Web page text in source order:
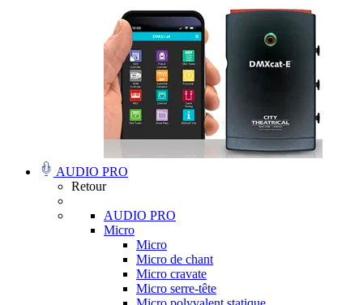
AUDIO PRO
Retour
AUDIO PRO
Micro
Micro
Micro de chant
Micro cravate
Micro serre-tête